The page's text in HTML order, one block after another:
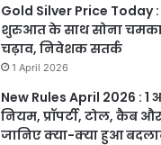
Gold Silver Price Today :
शुरुआत के साथ सोना चमका,
चढ़ाव, निवेशक सतर्क
1 April 2026
New Rules April 2026 :
नियम, प्रॉपर्टी, टोल, कैब
जानिए क्या-क्या हुआ